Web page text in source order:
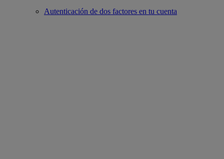
Autenticación de dos factores en tu cuenta